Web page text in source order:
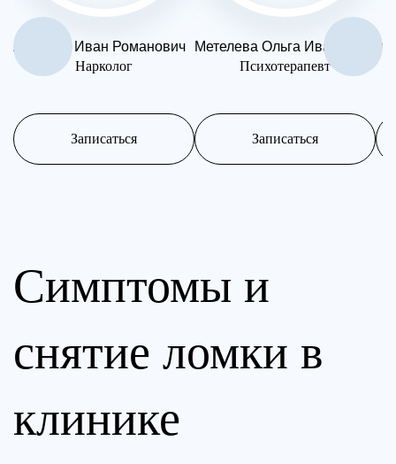
Андреев Иван Романович
Нарколог
Записаться
Метелева Ольга Ивановна
Психотерапевт
Записаться
Симптомы и
снятие ломки в
клинике